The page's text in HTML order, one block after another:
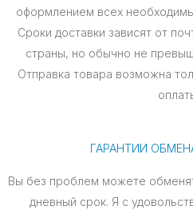
оформлением всех
Сроки доставки зависят от
страны, но обычно не
Отправка товара возможна
ГАРАНТИИ
Вы без проблем можете
дневный срок. Я с